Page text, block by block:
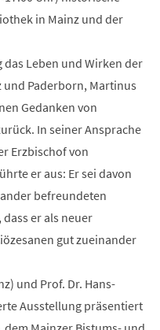
in Mainz und der
Leben und Wirken der
Paderborn, Martinus
Gedanken von
In seiner Ansprache
Erzbischof von
er aus: Er sei davon
befreundeten
er als neuer
gut zueinander
und Prof. Dr. Hans-
Ausstellung präsentiert